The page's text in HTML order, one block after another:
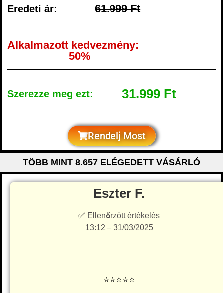
Eredeti ár: 61.999 Ft
Alkalmazott kedvezmény:
50%
Szerezze meg ezt: 31.999 Ft
Rendelj Most
TÖBB MINT 8.657 ELÉGEDETT VÁSÁRLÓ
Eszter F.
✅ Ellenőrzött értékelés
13:12 – 31/03/2025
⭐️⭐️⭐️⭐️⭐️